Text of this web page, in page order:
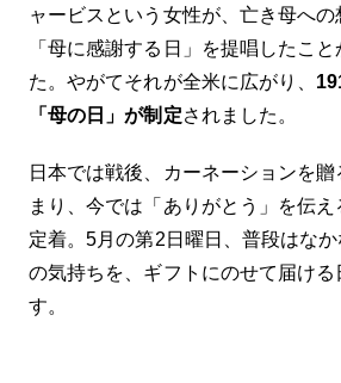
ャービスという女性が、亡き母へ
「母に感謝する日」を提唱したこ
た。やがてそれが全米に広がり、
「母の日」が制定されました。
日本では戦後、カーネーションを
まり、今では「ありがとう」を伝
定着。5月の第2日曜日、普段はな
の気持ちを、ギフトにのせて届ける
す。